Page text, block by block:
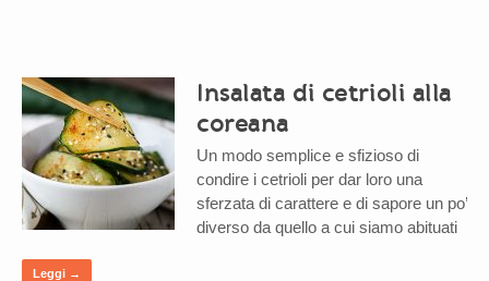
Insalata di cetrioli alla
coreana
Un modo semplice e sfizioso di
condire i cetrioli per dar loro una
sferzata di carattere e di sapore un po’
diverso da quello a cui siamo abituati
Leggi →